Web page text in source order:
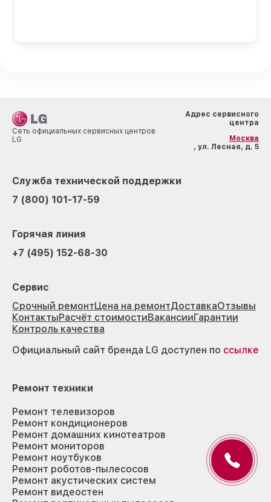
Сеть официальных сервисных центров
LG
Адрес сервисного
центра
Москва
, ул. Лесная, д. 5
Служба технической поддержки
7 (800) 101-17-59
Горячая линия
+7 (495) 152-68-30
Сервис
Срочный ремонтЦена на ремонтДоставкаОтзывы
КонтактыРасчёт стоимостиВакансииГарантии
Контроль качества
Официальный сайт бренда LG доступен по ссылке
Ремонт техники
Ремонт телевизоров
Ремонт кондиционеров
Ремонт домашних кинотеатров
Ремонт мониторов
Ремонт ноутбуков
Ремонт роботов-пылесосов
Ремонт акустических систем
Ремонт видеостен